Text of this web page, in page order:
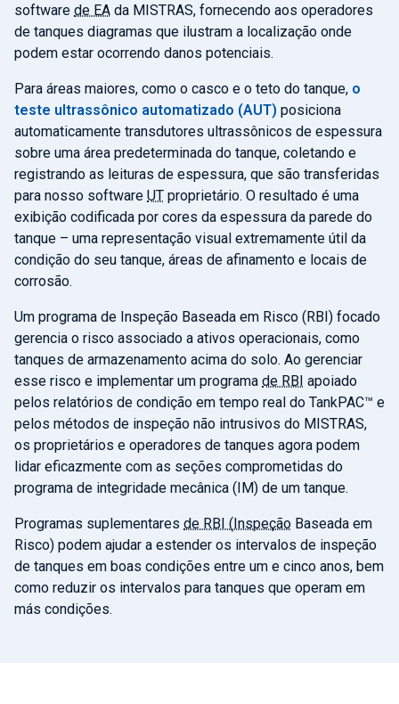
software de EA da MISTRAS, fornecendo aos operadores
de tanques diagramas que ilustram a localização onde
podem estar ocorrendo danos potenciais.
Para áreas maiores, como o casco e o teto do tanque, o
teste ultrassônico automatizado (AUT) posiciona
automaticamente transdutores ultrassônicos de espessura
sobre uma área predeterminada do tanque, coletando e
registrando as leituras de espessura, que são transferidas
para nosso software UT proprietário. O resultado é uma
exibição codificada por cores da espessura da parede do
tanque – uma representação visual extremamente útil da
condição do seu tanque, áreas de afinamento e locais de
corrosão.
Um programa de Inspeção Baseada em Risco (RBI) focado
gerencia o risco associado a ativos operacionais, como
tanques de armazenamento acima do solo. Ao gerenciar
esse risco e implementar um programa de RBI apoiado
pelos relatórios de condição em tempo real do TankPAC™ e
pelos métodos de inspeção não intrusivos do MISTRAS,
os proprietários e operadores de tanques agora podem
lidar eficazmente com as seções comprometidas do
programa de integridade mecânica (IM) de um tanque.
Programas suplementares de RBI (Inspeção Baseada em
Risco) podem ajudar a estender os intervalos de inspeção
de tanques em boas condições entre um e cinco anos, bem
como reduzir os intervalos para tanques que operam em
más condições.